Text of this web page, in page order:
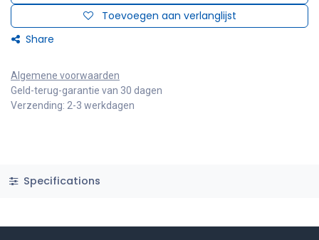
Toevoegen aan verlanglijst
Share
Algemene voorwaarden
Geld-terug-garantie van 30 dagen
Verzending: 2-3 werkdagen
Specifications